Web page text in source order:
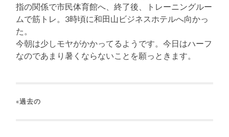
指の関係で市民体育館へ、終了後、トレーニングルー
ムで筋トレ。3時頃に和田山ビジネスホテルへ向かっ
た。
今朝は少しモヤがかかってるようです。今日はハーフ
なのであまり暑くならないことを願っときます。
«過去の